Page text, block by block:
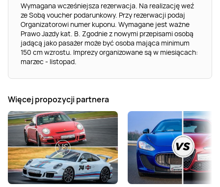
Wymagana wcześniejsza rezerwacja. Na realizację weź
ze Sobą voucher podarunkowy. Przy rezerwacji podaj
Organizatorowi numer kuponu. Wymagane jest ważne
Prawo Jazdy kat. B. Zgodnie z nowymi przepisami osobą
jadącą jako pasażer może być osoba mająca minimum
150 cm wzrostu. Imprezy organizowane są w miesiącach:
marzec - listopad.
Więcej propozycji partnera